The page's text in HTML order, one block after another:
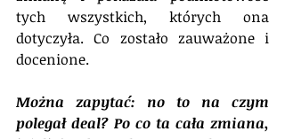
tych wszystkich, których ona
dotyczyła. Co zostało zauważone i
docenione.
Można zapytać: no to na czym
polegał deal? Po co ta cała zmiana,